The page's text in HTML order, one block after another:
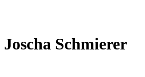
Joscha Schmierer